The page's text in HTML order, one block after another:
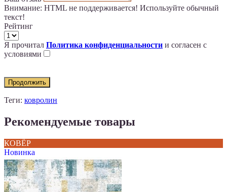
Внимание: HTML не поддерживается! Используйте обычный
текст!
Рейтинг
Я прочитал Политика конфиденциальности и согласен с
условиями
Продолжить
Теги: ковролин
Рекомендуемые товары
КОВЁР
Новинка